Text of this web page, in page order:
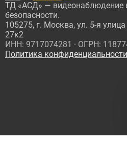
ТД «АСД» — видеонаблюдение
безопасности.
105275, г. Москва, ул. 5-я
27к2
ИНН: 9717074281 · ОГРН:
Политика конфиденциальности